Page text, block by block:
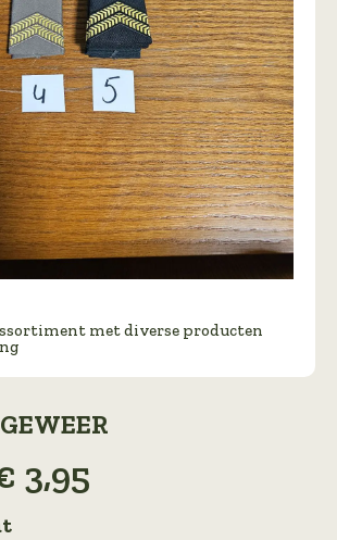
met diverse producten
3,95